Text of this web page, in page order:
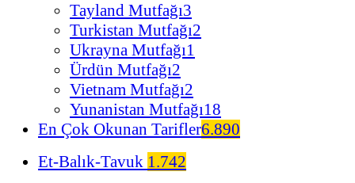
Tayland Mutfağı3
Turkistan Mutfağı2
Ukrayna Mutfağı1
Ürdün Mutfağı2
Vietnam Mutfağı2
Yunanistan Mutfağı18
En Çok Okunan Tarifler6.890
Et-Balık-Tavuk 1.742